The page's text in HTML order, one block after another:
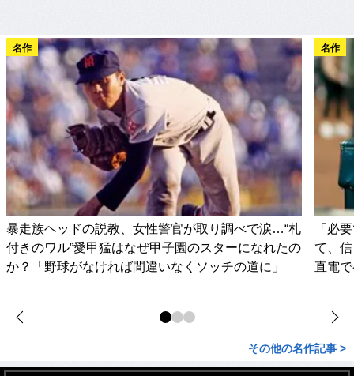
名作
暴走族ヘッドの説教、女性警官が取り調べで涙…“札
付きのワル”愛甲猛はなぜ甲子園のスターになれたの
か？「野球がなければ間違いなくソッチの道に」
名作
「必
て、
直電
その他の名作記事 >